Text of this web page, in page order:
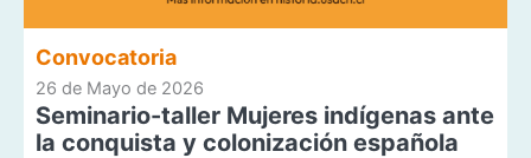
Convocatoria
26 de Mayo de 2026
Seminario-taller Mujeres indígenas ante
la conquista y colonización española